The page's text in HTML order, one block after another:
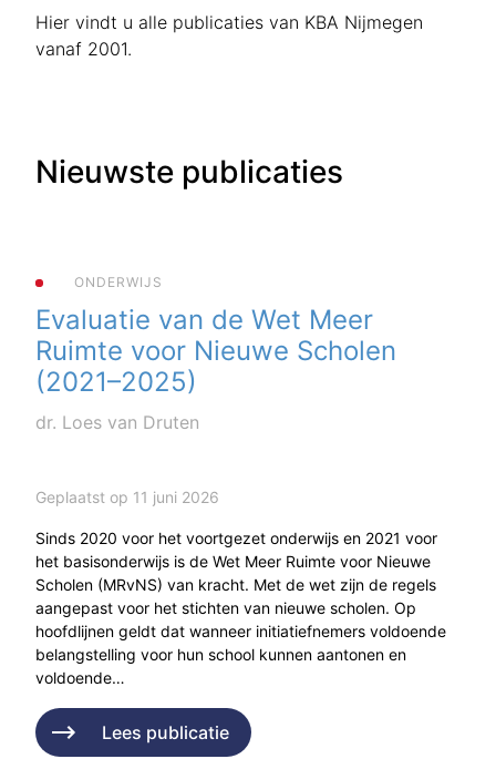
Hier vindt u alle publicaties van KBA Nijmegen
vanaf 2001.
Nieuwste publicaties
ONDERWIJS
Evaluatie van de Wet Meer
Ruimte voor Nieuwe Scholen
(2021–2025)
dr. Loes van Druten
Geplaatst op 11 juni 2026
Sinds 2020 voor het voortgezet onderwijs en 2021 voor
het basisonderwijs is de Wet Meer Ruimte voor Nieuwe
Scholen (MRvNS) van kracht. Met de wet zijn de regels
aangepast voor het stichten van nieuwe scholen. Op
hoofdlijnen geldt dat wanneer initiatiefnemers voldoende
belangstelling voor hun school kunnen aantonen en
voldoende…
Lees publicatie